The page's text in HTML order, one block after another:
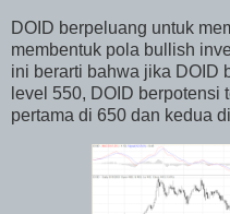
DOID berpeluang untuk
membentuk pola bullish
ini berarti bahwa jika DOID
level 550, DOID berpotensi
pertama di 650 dan kedua